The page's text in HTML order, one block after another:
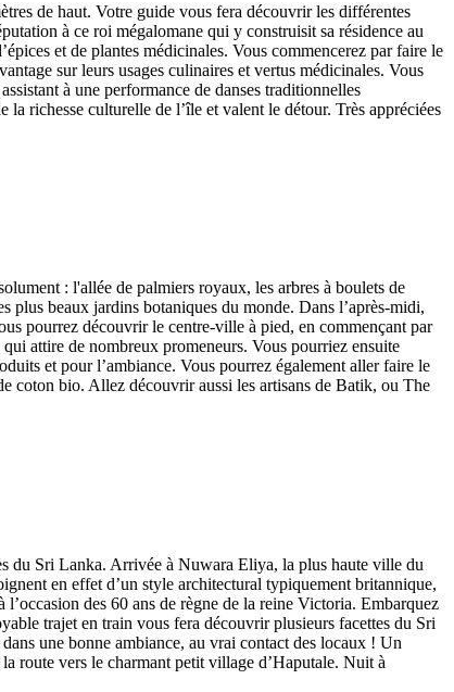
de haut. Votre guide vous fera découvrir les différentes
à ce roi mégalomane qui y construisit sa résidence au
et de plantes médicinales. Vous commencerez par faire le
sur leurs usages culinaires et vertus médicinales. Vous
à une performance de danses traditionnelles
richesse culturelle de l’île et valent le détour. Très appréciées
: l'allée de palmiers royaux, les arbres à boulets de
beaux jardins botaniques du monde. Dans l’après-midi,
pourrez découvrir le centre-ville à pied, en commençant par
attire de nombreux promeneurs. Vous pourriez ensuite
et pour l’ambiance. Vous pourrez également aller faire le
coton bio. Allez découvrir aussi les artisans de Batik, ou The
du Sri Lanka. Arrivée à Nuwara Eliya, la plus haute ville du
en effet d’un style architectural typiquement britannique,
des 60 ans de règne de la reine Victoria. Embarquez
trajet en train vous fera découvrir plusieurs facettes du Sri
une bonne ambiance, au vrai contact des locaux ! Un
route vers le charmant petit village d’Haputale. Nuit à